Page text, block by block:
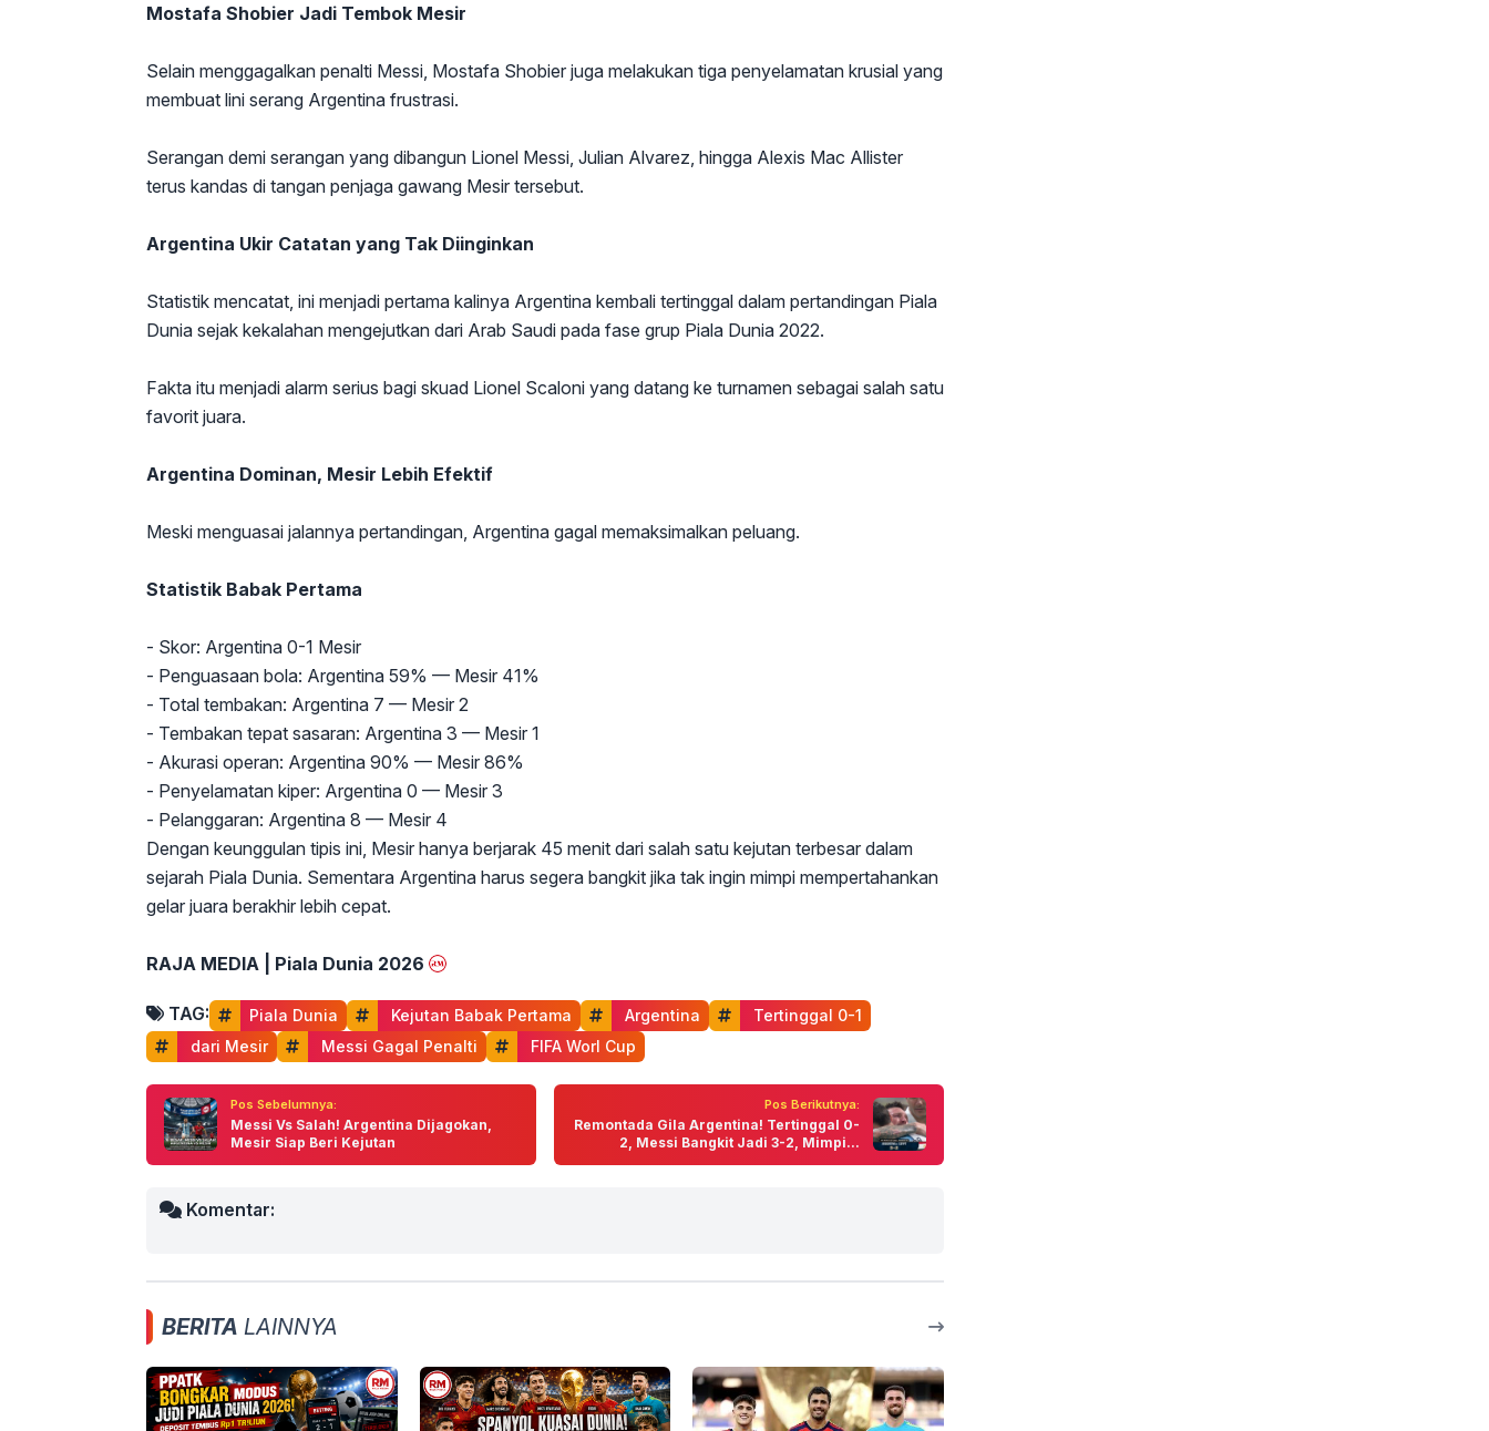
Mostafa Shobier Jadi Tembok Mesir
Selain menggagalkan penalti Messi, Mostafa Shobier juga melakukan tiga penyelamatan krusial yang
membuat lini serang Argentina frustrasi.
Serangan demi serangan yang dibangun Lionel Messi, Julian Alvarez, hingga Alexis Mac Allister
terus kandas di tangan penjaga gawang Mesir tersebut.
Argentina Ukir Catatan yang Tak Diinginkan
Statistik mencatat, ini menjadi pertama kalinya Argentina kembali tertinggal dalam pertandingan Piala
Dunia sejak kekalahan mengejutkan dari Arab Saudi pada fase grup Piala Dunia 2022.
Fakta itu menjadi alarm serius bagi skuad Lionel Scaloni yang datang ke turnamen sebagai salah satu
favorit juara.
Argentina Dominan, Mesir Lebih Efektif
Meski menguasai jalannya pertandingan, Argentina gagal memaksimalkan peluang.
Statistik Babak Pertama
- Skor: Argentina 0-1 Mesir
- Penguasaan bola: Argentina 59% — Mesir 41%
- Total tembakan: Argentina 7 — Mesir 2
- Tembakan tepat sasaran: Argentina 3 — Mesir 1
- Akurasi operan: Argentina 90% — Mesir 86%
- Penyelamatan kiper: Argentina 0 — Mesir 3
- Pelanggaran: Argentina 8 — Mesir 4
Dengan keunggulan tipis ini, Mesir hanya berjarak 45 menit dari salah satu kejutan terbesar dalam
sejarah Piala Dunia. Sementara Argentina harus segera bangkit jika tak ingin mimpi mempertahankan
gelar juara berakhir lebih cepat.
RAJA MEDIA | Piala Dunia 2026
TAG: Piala Dunia Kejutan Babak Pertama Argentina
Tertinggal 0-1
dari Mesir
Messi Gagal Penalti FIFA Worl Cup
Pos Sebelumnya:
Messi Vs Salah! Argentina Dijagokan,
Mesir Siap Beri Kejutan
Pos Berikutnya:
Remontada Gila Argentina! Tertinggal 0-
2, Messi Bangkit Jadi 3-2, Mimpi...
Komentar:
BERITA LAINNYA